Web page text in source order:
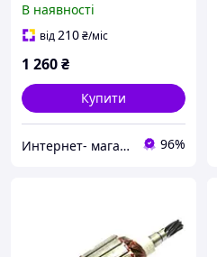
В наявності
від210₴/міс
1 260₴
Купити
Интернет- магазин "O.S.V" 96%